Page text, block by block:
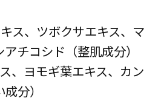
ス、ツボクサエキス、マ
チコシド（整肌成分）
、ヨモギ葉エキス、カン
分）